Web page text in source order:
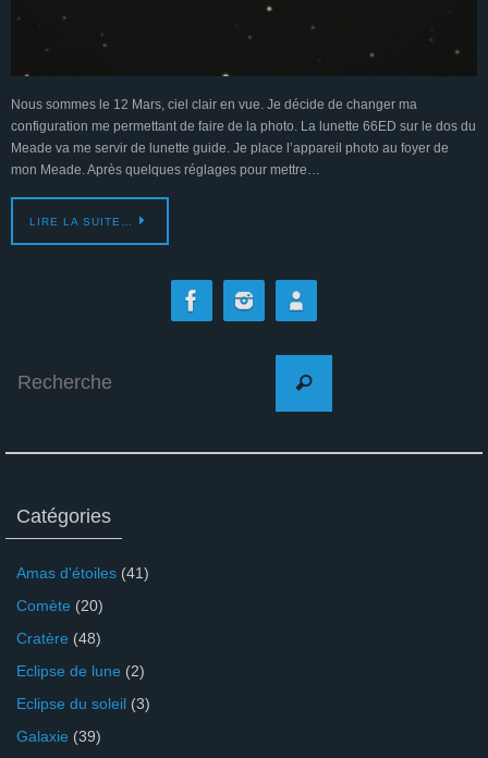
Nous sommes le 12 Mars, ciel clair en vue. Je décide de changer ma
configuration me permettant de faire de la photo. La lunette 66ED sur le dos du
Meade va me servir de lunette guide. Je place l’appareil photo au foyer de
mon Meade. Après quelques réglages pour mettre…
LIRE LA SUITE…
Recherche
Catégories
Amas d'étoiles (41)
Comète (20)
Cratère (48)
Eclipse de lune (2)
Eclipse du soleil (3)
Galaxie (39)